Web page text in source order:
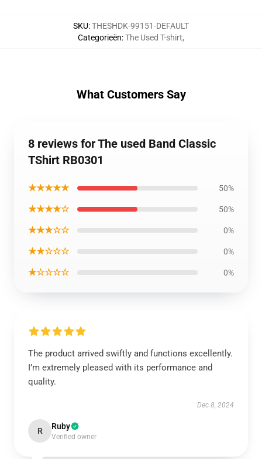
SKU:THESHDK-99151-DEFAULT
Categorieën:The Used T-shirt,
What Customers Say
8 reviews for The used Band Classic
TShirt RB0301
★★★★★ 50%
★★★★☆ 50%
★★★☆☆ 0%
★★☆☆☆ 0%
★☆☆☆☆ 0%
The product arrived swiftly and functions excellently.
I’m extremely pleased with its performance and
quality.
Dec 8, 2024
R Ruby
Verified owner